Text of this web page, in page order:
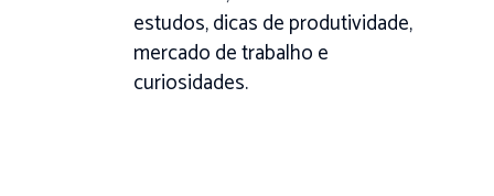
estudos, dicas de produtividade,
mercado de trabalho e
curiosidades.